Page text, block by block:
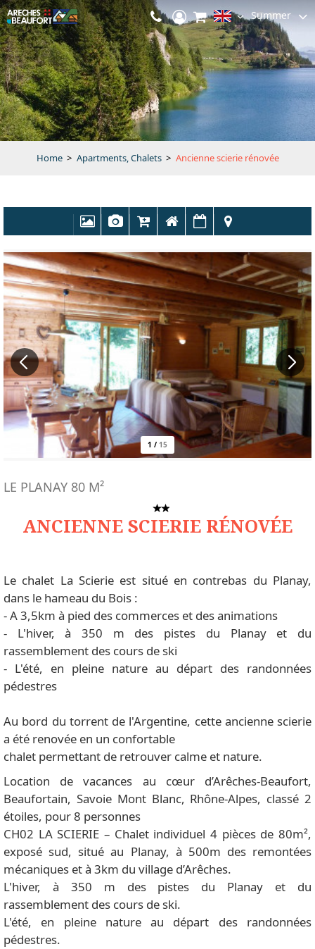
Summer
Home > Apartments, Chalets > Ancienne scierie rénovée
1 / 15
ANCIENNE SCIERIE RÉNOVÉE
LE PLANAY 80 M²
Le chalet La Scierie est situé en contrebas du Planay,
dans le hameau du Bois :
- A 3,5km à pied des commerces et des animations
- L'hiver, à 350 m des pistes du Planay et du
rassemblement des cours de ski
- L'été, en pleine nature au départ des randonnées
pédestres
Au bord du torrent de l'Argentine, cette ancienne scierie
a été renovée en un confortable
chalet permettant de retrouver calme et nature.
Location de vacances au cœur d’Arêches-Beaufort,
Beaufortain, Savoie Mont Blanc, Rhône-Alpes, classé 2
étoiles, pour 8 personnes
CH02 LA SCIERIE – Chalet individuel 4 pièces de 80m²,
exposé sud, situé au Planay, à 500m des remontées
mécaniques et à 3km du village d’Arêches.
L'hiver, à 350 m des pistes du Planay et du
rassemblement des cours de ski.
L'été, en pleine nature au départ des randonnées
pédestres.